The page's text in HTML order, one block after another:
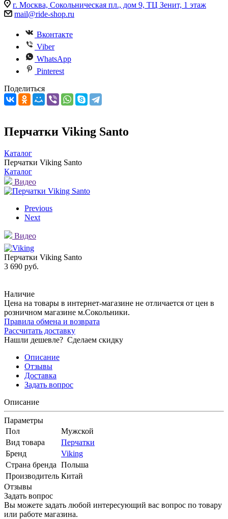
г. Москва, Сокольническая пл., дом 9, ТЦ Зенит, 1 этаж
mail@ride-shop.ru
Вконтакте
Viber
WhatsApp
Pinterest
Поделиться
Перчатки Viking Santo
Каталог
Перчатки Viking Santo
Каталог
Видео
Previous
Next
Видео
Перчатки Viking Santo
3 690 руб.
Наличие
Цена на товары в интернет-магазине не отличается от цен в
розничном магазине м.Сокольники.
Правила обмена и возврата
Рассчитать доставку
Нашли дешевле? Сделаем скидку
Описание
Отзывы
Доставка
Задать вопрос
Описание
Параметры
Пол
Мужской
Вид товара
Перчатки
Бренд
Viking
Страна бренда Польша
Производитель Китай
Отзывы
Задать вопрос
Вы можете задать любой интересующий вас вопрос по товару
или работе магазина.